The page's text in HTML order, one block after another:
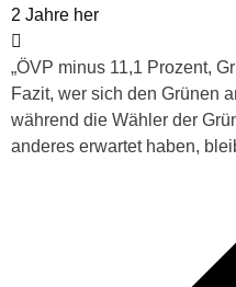
2 Jahre her
„ÖVP minus 11,1 Prozent,
Fazit, wer sich den Grünen
während die Wähler der
anderes erwartet haben,